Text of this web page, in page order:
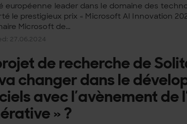
européenne leader dans le domaine des
le prestigieux prix « Microsoft AI Innovation
Microsoft de...
27.06.2024
de recherche de
changer dans le
avec l’avènement de
» ?